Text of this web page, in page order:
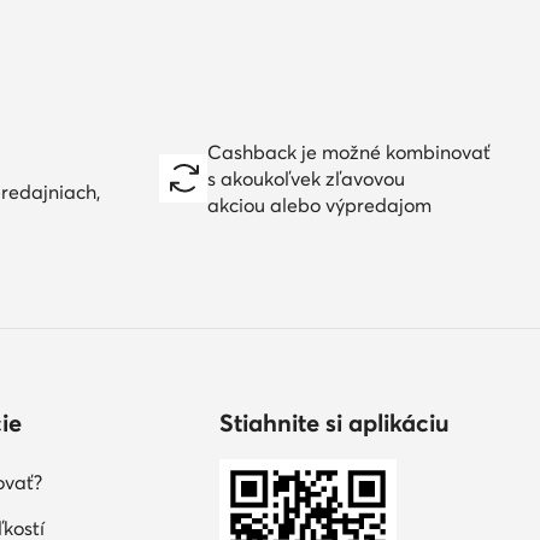
Cashback je možné kombinovať
s akoukoľvek zľavovou
akciou alebo výpredajom
Stiahnite si aplikáciu